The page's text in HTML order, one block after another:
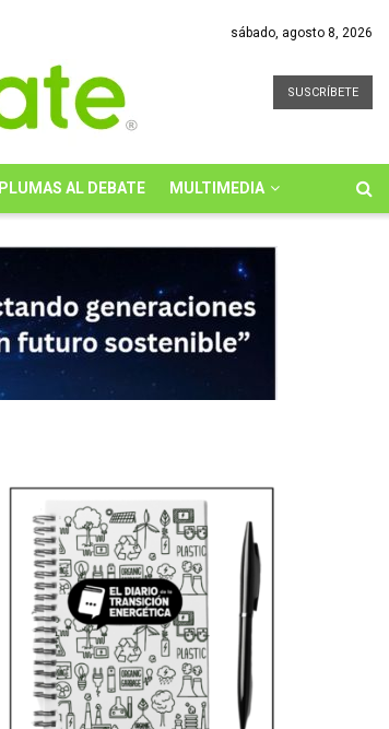
sábado, agosto 8, 2026
SUSCRÍBETE
PLUMAS AL DEBATE MULTIMEDIA